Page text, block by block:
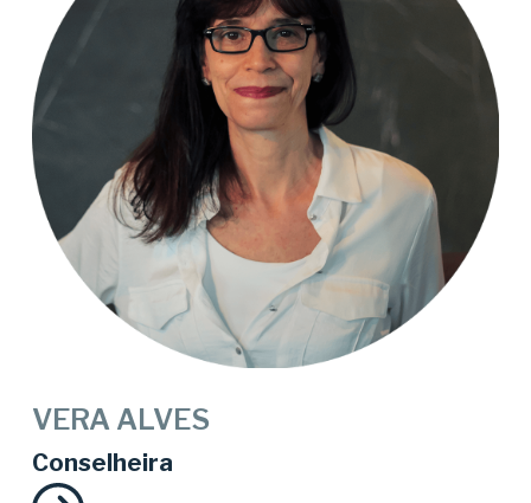
Conselheira
VERA ALVES